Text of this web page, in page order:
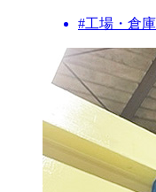
#工場・倉庫